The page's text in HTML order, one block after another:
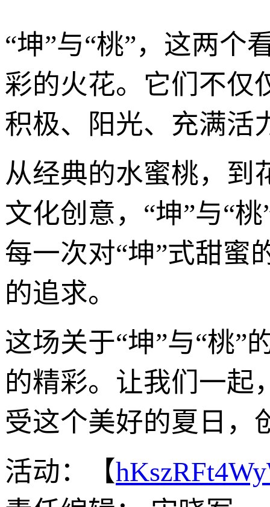
“坤”与“桃”，这两个
彩的火花。它们不仅
积极、阳光、充满活
从经典的水蜜桃，到
文化创意，“坤”与“
每一次对“坤”式甜蜜
的追求。
这场关于“坤”与“桃”
的精彩。让我们一起
受这个美好的夏日，
活动：【